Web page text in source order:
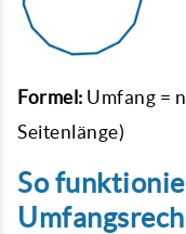
Formel: Umfang =
Seitenlänge)
So